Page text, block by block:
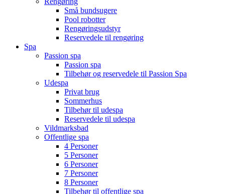
Små bundsugere
Pool robotter
Rengøringsudstyr
Reservedele til rengøring
Spa
Passion spa
Passion spa
Tilbehør og reservedele til Passion Spa
Udespa
Privat brug
Sommerhus
Tilbehør til udespa
Reservedele til udespa
Vildmarksbad
Offentlige spa
4 Personer
5 Personer
6 Personer
7 Personer
8 Personer
Tilbehør til offentlige spa